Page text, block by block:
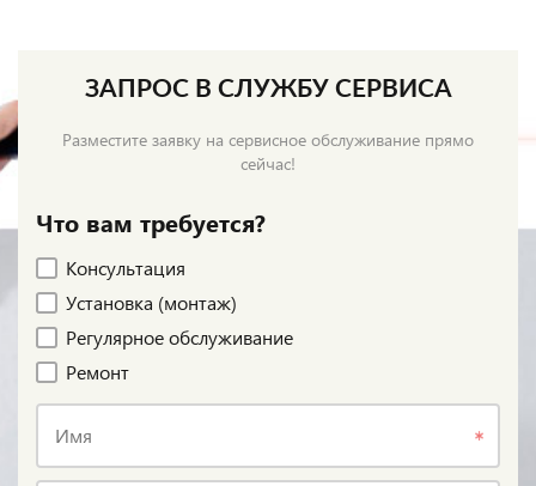
ЗАПРОС В СЛУЖБУ СЕРВИСА
Разместите заявку на сервисное обслуживание прямо
сейчас!
Что вам требуется?
Консультация
Установка (монтаж)
Регулярное обслуживание
Ремонт
Имя